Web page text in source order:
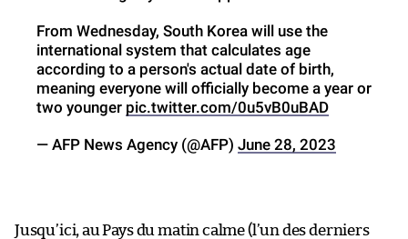
From Wednesday, South Korea will use the
international system that calculates age
according to a person's actual date of birth,
meaning everyone will officially become a year or
two younger pic.twitter.com/0u5vB0uBAD
— AFP News Agency (@AFP) June 28, 2023
Jusqu’ici, au Pays du matin calme (l’un des derniers